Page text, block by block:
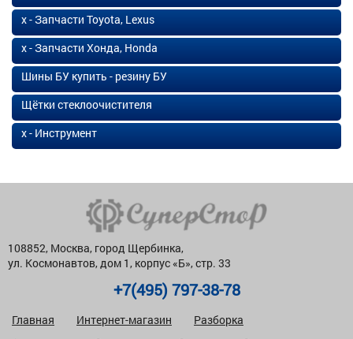
х - Запчасти Toyota, Lexus
х - Запчасти Хонда, Honda
Шины БУ купить - резину БУ
Щётки стеклоочистителя
х - Инструмент
108852, Москва, город Щербинка,
ул. Космонавтов, дом 1, корпус «Б», стр. 33
+7(495) 797-38-78
Главная Интернет-магазин
Разборка